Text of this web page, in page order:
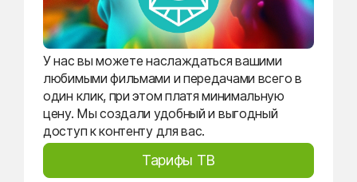
У нас вы можете наслаждаться вашими
любимыми фильмами и передачами всего в
один клик, при этом платя минимальную
цену. Мы создали удобный и выгодный
доступ к контенту для вас.
Тарифы ТВ